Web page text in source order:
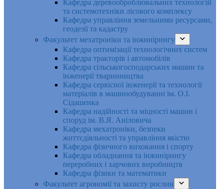
Кафедра деревооброблювальних технологій
та системотехніки лісового комплексу
Кафедра управління земельними ресурсами,
геодезії та кадастру
Факультет мехатроніки та інжинірингу
Кафедра оптимізації технологічних систем
Кафедра тракторів і автомобілів
Кафедра сільськогосподарських машин та
інженерії тваринництва
Кафедра cервісної інженерії та технології
матеріалів в машинобудуванні ім. О.І.
Сідашенка
Кафедра надійності та міцності машин і
споруд ім. В.Я. Аніловича
Кафедра мехатроніки, безпеки
життєдіяльності та управління якістю
Кафедра фізичного виховання і спорту
Кафедра обладнання та інжинірингу
переробних і харчових виробництв
Кафедра фізики та математики
Факультет агрономії та захисту рослин